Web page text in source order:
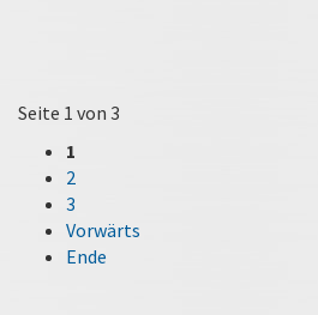
Seite 1 von 3
1
2
3
Vorwärts
Ende